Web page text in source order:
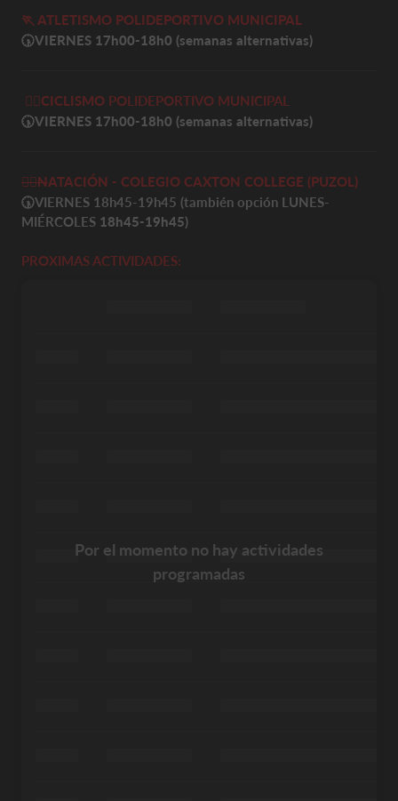
🏃 ATLETISMO POLIDEPORTIVO MUNICIPAL
🕠VIERNES 17h00-18h0 (semanas alternativas)
🚴‍♀️CICLISMO POLIDEPORTIVO MUNICIPAL
🕠VIERNES 17h00-18h0 (semanas alternativas)
🏊‍♀️NATACIÓN - COLEGIO CAXTON COLLEGE (PUZOL)
🕠VIERNES 18h45-19h45 (también opción LUNES-
MIÉRCOLES 18h45-19h45)
PROXIMAS ACTIVIDADES:
Por el momento no hay actividades
programadas